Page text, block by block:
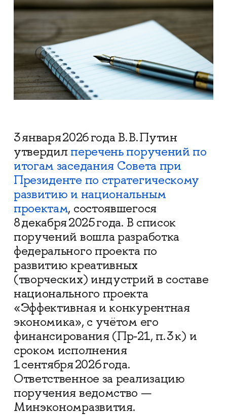
3 января 2026 года В. В. Путин
утвердил перечень поручений по
итогам заседания Совета при
Президенте по стратегическому
развитию и национальным
проектам, состоявшегося
8 декабря 2025 года. В список
поручений вошла разработка
федерального проекта по
развитию креативных
(творческих) индустрий в составе
национального проекта
«Эффективная и конкурентная
экономика», с учётом его
финансирования (Пр‑21, п. 3 к) и
сроком исполнения
1 сентября 2026 года.
Ответственное за реализацию
поручения ведомство —
Минэкономразвития.